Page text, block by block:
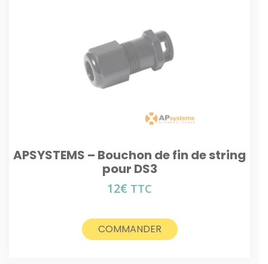
APSYSTEMS – Bouchon de fin de string
pour DS3
12€ TTC
COMMANDER